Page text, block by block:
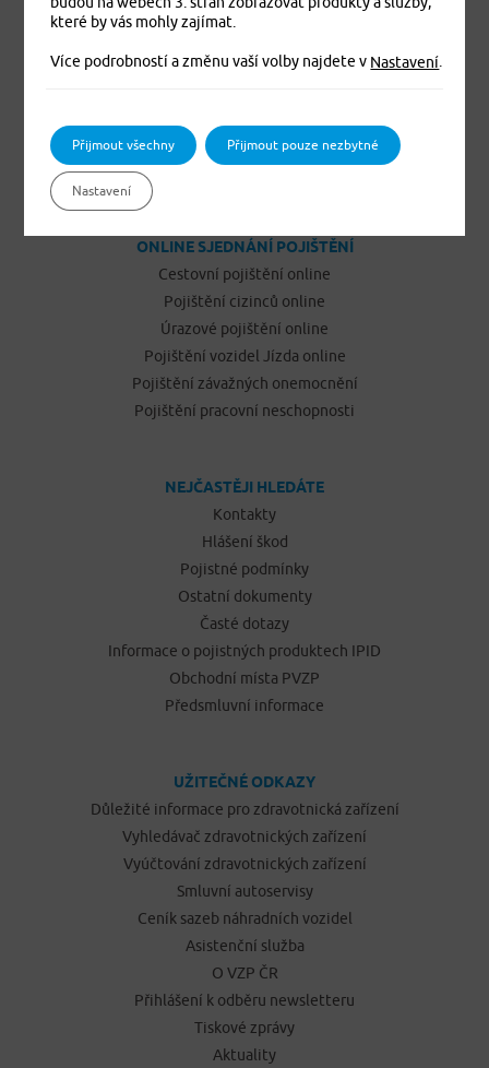
Komplexní zdravotní pojištění cizinců Plus
Komplexní zdravotní pojištění cizinců Exclusive
Pojištění domácnosti
Pojištění podnikatelů
Pojištění vozidel Jízda
ONLINE SJEDNÁNÍ POJIŠTĚNÍ
Cestovní pojištění online
Pojištění cizinců online
Úrazové pojištění online
Pojištění vozidel Jízda online
Pojištění závažných onemocnění
Pojištění pracovní neschopnosti
NEJČASTĚJI HLEDÁTE
Kontakty
Hlášení škod
Pojistné podmínky
Ostatní dokumenty
Časté dotazy
Informace o pojistných produktech IPID
Obchodní místa PVZP
Předsmluvní informace
UŽITEČNÉ ODKAZY
Důležité informace pro zdravotnická zařízení
Vyhledávač zdravotnických zařízení
Vyúčtování zdravotnických zařízení
Smluvní autoservisy
Ceník sazeb náhradních vozidel
Asistenční služba
O VZP ČR
Přihlášení k odběru newsletteru
Tiskové zprávy
Aktuality
které by vás mohly zajímat.
Více podrobností a změnu vaší volby najdete v Nastavení
Přijmout všechny Přijmout pouze nezbytné
Nastavení